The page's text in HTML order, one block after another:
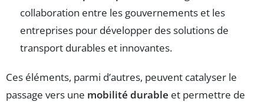
collaboration entre les gouvernements et les
entreprises pour développer des solutions de
transport durables et innovantes.
Ces éléments, parmi d’autres, peuvent catalyser le
passage vers une mobilité durable et permettre de